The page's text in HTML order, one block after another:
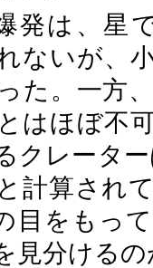
発は、星
ないが、
た。一方
はほぼ不
クレータ
計算され
目をもっ
見分ける